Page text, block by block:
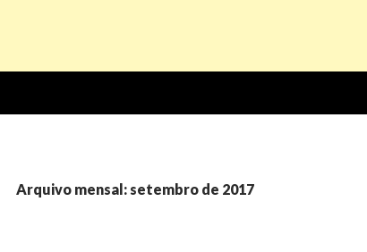
Arquivo mensal: setembro de 2017